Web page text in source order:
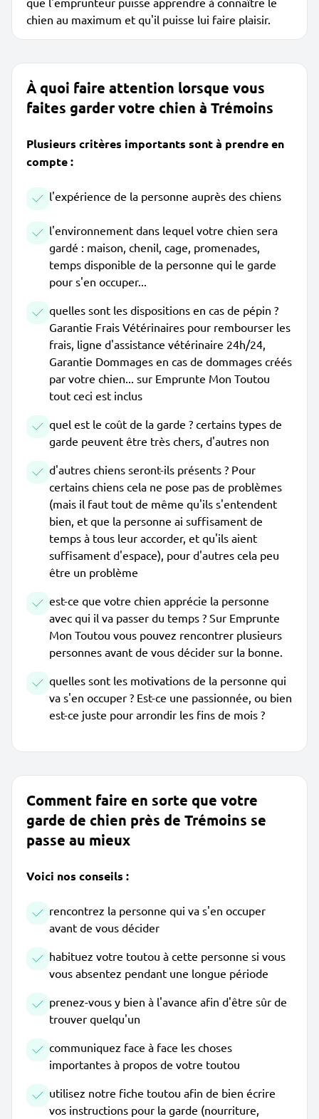
chien au maximum et qu'il puisse lui faire plaisir.
À quoi faire attention lorsque vous
faites garder votre chien à Trémoins
Plusieurs critères importants sont à prendre en
compte :
l'expérience de la personne auprès des chiens
l'environnement dans lequel votre chien sera
gardé : maison, chenil, cage, promenades,
temps disponible de la personne qui le garde
pour s'en occuper...
quelles sont les dispositions en cas de pépin ?
Garantie Frais Vétérinaires pour rembourser les
frais, ligne d'assistance vétérinaire 24h/24,
Garantie Dommages en cas de dommages créés
par votre chien... sur Emprunte Mon Toutou
tout ceci est inclus
quel est le coût de la garde ? certains types de
garde peuvent être très chers, d'autres non
d'autres chiens seront-ils présents ? Pour
certains chiens cela ne pose pas de problèmes
(mais il faut tout de même qu'ils s'entendent
bien, et que la personne ai suffisament de
temps à tous leur accorder, et qu'ils aient
suffisament d'espace), pour d'autres cela peu
être un problème
est-ce que votre chien apprécie la personne
avec qui il va passer du temps ? Sur Emprunte
Mon Toutou vous pouvez rencontrer plusieurs
personnes avant de vous décider sur la bonne.
quelles sont les motivations de la personne qui
va s'en occuper ? Est-ce une passionnée, ou bien
est-ce juste pour arrondir les fins de mois ?
Comment faire en sorte que votre
garde de chien près de Trémoins se
passe au mieux
Voici nos conseils :
rencontrez la personne qui va s'en occuper
avant de vous décider
habituez votre toutou à cette personne si vous
vous absentez pendant une longue période
prenez-vous y bien à l'avance afin d'être sûr de
trouver quelqu'un
communiquez face à face les choses
importantes à propos de votre toutou
utilisez notre fiche toutou afin de bien écrire
vos instructions pour la garde (nourriture,